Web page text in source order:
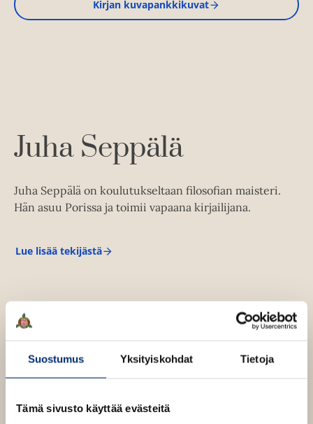
Suostumus Yksityiskohdat Tietoja
Tämä sivusto käyttää evästeitä
Kirjan kuvapankkikuvat
Juha Seppälä
Juha Seppälä on koulutukseltaan filosofian maisteri.
Hän asuu Porissa ja toimii vapaana kirjailijana.
Lue lisää tekijästä
J
S
e
p
ä